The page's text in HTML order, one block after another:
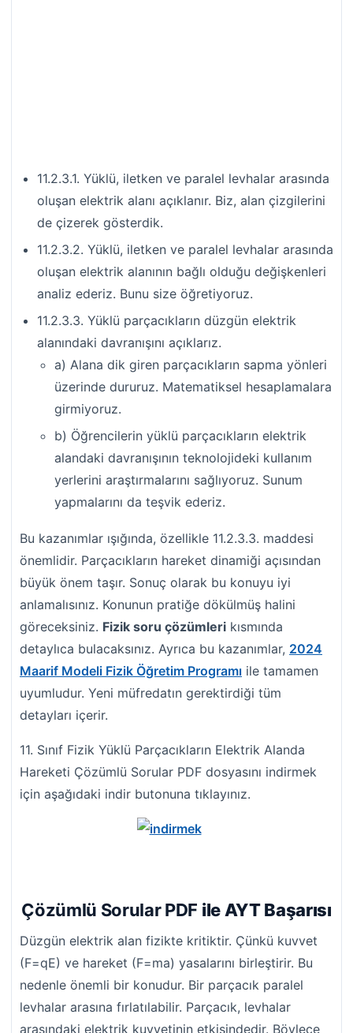
11.2.3.1. Yüklü, iletken ve paralel levhalar arasında
oluşan elektrik alanı açıklanır. Biz, alan çizgilerini
de çizerek gösterdik.
11.2.3.2. Yüklü, iletken ve paralel levhalar arasında
oluşan elektrik alanının bağlı olduğu değişkenleri
analiz ederiz. Bunu size öğretiyoruz.
11.2.3.3. Yüklü parçacıkların düzgün elektrik
alanındaki davranışını açıklarız.
a) Alana dik giren parçacıkların sapma yönleri
üzerinde dururuz. Matematiksel hesaplamalara
girmiyoruz.
b) Öğrencilerin yüklü parçacıkların elektrik
alandaki davranışının teknolojideki kullanım
yerlerini araştırmalarını sağlıyoruz. Sunum
yapmalarını da teşvik ederiz.
Bu kazanımlar ışığında, özellikle 11.2.3.3. maddesi
önemlidir. Parçacıkların hareket dinamiği açısından
büyük önem taşır. Sonuç olarak bu konuyu iyi
anlamalısınız. Konunun pratiğe dökülmüş halini
göreceksiniz. Fizik soru çözümleri kısmında
detaylıca bulacaksınız. Ayrıca bu kazanımlar, 2024
Maarif Modeli Fizik Öğretim Programı ile tamamen
uyumludur. Yeni müfredatın gerektirdiği tüm
detayları içerir.
11. Sınıf Fizik Yüklü Parçacıkların Elektrik Alanda
Hareketi Çözümlü Sorular PDF dosyasını indirmek
için aşağıdaki indir butonuna tıklayınız.
Çözümlü Sorular PDF ile AYT Başarısı
Düzgün elektrik alan fizikte kritiktir. Çünkü kuvvet
(F=qE) ve hareket (F=ma) yasalarını birleştirir. Bu
nedenle önemli bir konudur. Bir parçacık paralel
levhalar arasına fırlatılabilir. Parçacık, levhalar
arasındaki elektrik kuvvetinin etkisindedir. Böylece